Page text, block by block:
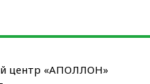
центр «АПОЛЛОН»